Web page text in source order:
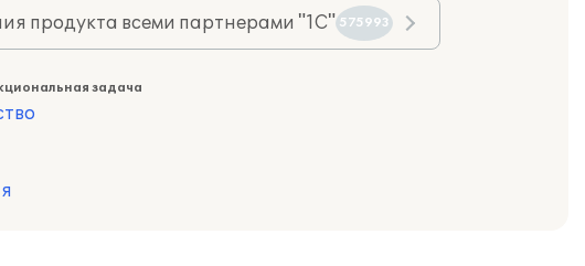
продукта всеми партнерами "1С" 575993
задача